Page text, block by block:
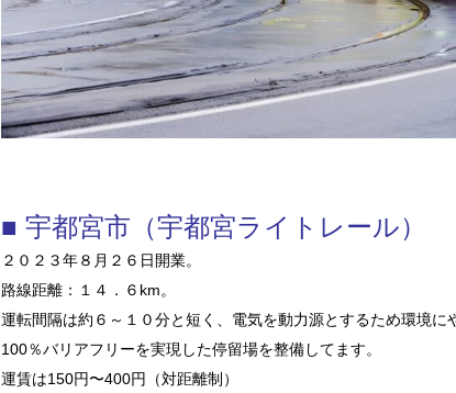
■ 宇都宮市（宇都宮ライトレール）
２０２３年８月２６日開業。
路線距離：１４．６km。
運転間隔は約６～１０分と短く、電気を動力源とするため環境に
100％バリアフリーを実現した停留場を整備してます。
運賃は150円〜400円（対距離制）